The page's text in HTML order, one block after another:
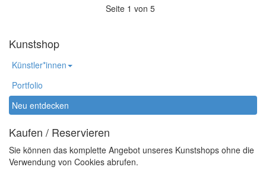
Seite 1 von 5
Kunstshop
Künstler*innen
Portfolio
Neu entdecken
Kaufen / Reservieren
Sie können das komplette Angebot unseres Kunstshops ohne die
Verwendung von Cookies abrufen.